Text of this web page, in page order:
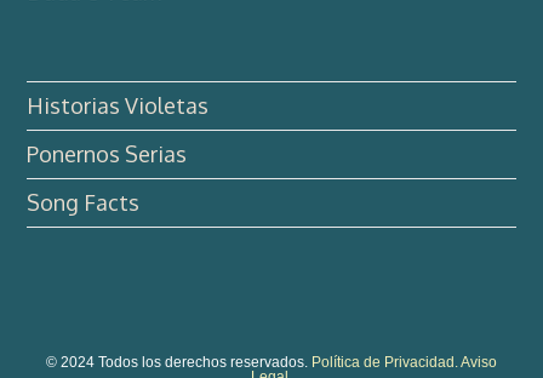
Historias Violetas
Ponernos Serias
Song Facts
© 2024 Todos los derechos reservados. Política de Privacidad. Aviso